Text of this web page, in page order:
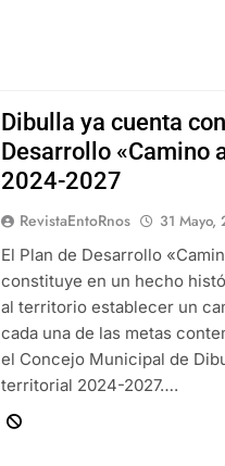
Dibulla ya cuenta
Desarrollo «Camino
2024-2027
RevistaEntoRnos 31 Mayo,
El Plan de Desarrollo
constituye en un hecho
al territorio establecer un
cada una de las metas
el Concejo Municipal de
territorial 2024-2027….